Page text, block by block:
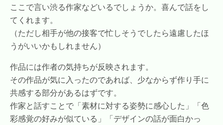
ここで言い渋る作家などいるでしょうか。喜んで話をし
てくれます。
（ただし相手が他の接客で忙しそうでしたら遠慮したほ
うがいいかもしれません）
作品には作者の気持ちが反映されます。
その作品が気に入ったのであれば、少なからず作り手に
共感する部分があるはずです。
作家と話すことで「素材に対する姿勢に感心した」「色
彩感覚の好みが似ている」「デザインの話が面白かっ